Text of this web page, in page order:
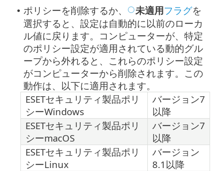
• ポリシーを削除するか、 未適用フラグを
選択すると、設定は自動的に以前のローカ
ル値に戻ります。コンピューターが、特定
のポリシー設定が適用されている動的グル
ープから外れると、これらのポリシー設定
がコンピューターから削除されます。この
動作は、以下に適用されます。
ESETセキュリティ製品ポリ
シーWindows
バージョン7
以降
ESETセキュリティ製品ポリ
シーmacOS
バージョン7
以降
ESETセキュリティ製品ポリ
シーLinux
バージョン
8.1以降